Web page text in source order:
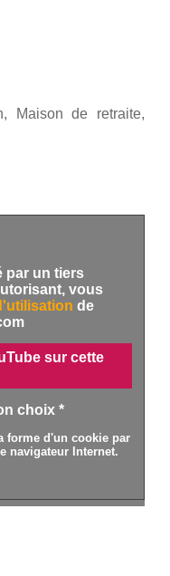
Maison de retraite,
par un tiers
vous
de
sur cette
choix *
forme d'un cookie par
navigateur Internet.